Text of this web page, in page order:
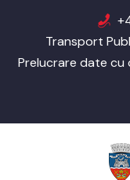
Transport
Prelucrare date